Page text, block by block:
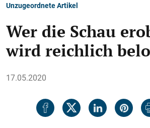
Unzugeordnete Artikel
Wer die Schau
wird reichlich
17.05.2020